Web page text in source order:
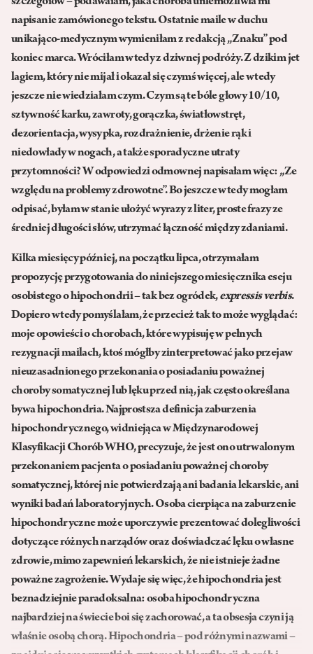
napisanie zamówionego tekstu. Ostatnie maile w duchu
unikająco-medycznym wymieniłam z redakcją „Znaku” pod
koniec marca. Wróciłam wtedy z dziwnej podróży. Z dzikim jet
lagiem, który nie mijał i okazał się czymś więcej, ale wtedy
jeszcze nie wiedziałam czym. Czym są te bóle głowy 10/10,
sztywność karku, zawroty, gorączka, światłowstręt,
dezorientacja, wysypka, rozdrażnienie, drżenie rąk i
niedowłady w nogach, a także sporadyczne utraty
przytomności? W odpowiedzi odmownej napisałam więc: „Ze
względu na problemy zdrowotne”. Bo jeszcze wtedy mogłam
odpisać, byłam w stanie ułożyć wyrazy z liter, proste frazy ze
średniej długości słów, utrzymać łączność między zdaniami.
Kilka miesięcy później, na początku lipca, otrzymałam
propozycję przygotowania do niniejszego miesięcznika eseju
osobistego o hipochondrii – tak bez ogródek,expressis verbis.
Dopiero wtedy pomyślałam, że przecież tak to może wyglądać:
moje opowieści o chorobach, które wypisuję w pełnych
rezygnacji mailach, ktoś mógłby zinterpretować jako przejaw
nieuzasadnionego przekonania o posiadaniu poważnej
choroby somatycznej lub lęku przed nią, jak często określana
bywa hipochondria. Najprostsza definicja zaburzenia
hipochondrycznego, widniejąca w Międzynarodowej
Klasyfikacji Chorób WHO, precyzuje, że jest ono utrwalonym
przekonaniem pacjenta o posiadaniu poważnej choroby
somatycznej, której nie potwierdzają ani badania lekarskie, ani
wyniki badań laboratoryjnych. Osoba cierpiąca na zaburzenie
hipochondryczne może uporczywie prezentować dolegliwości
dotyczące różnych narządów oraz doświadczać lęku o własne
zdrowie, mimo zapewnień lekarskich, że nie istnieje żadne
poważne zagrożenie. Wydaje się więc, że hipochondria jest
beznadziejnie paradoksalna: osoba hipochondryczna
najbardziej na świecie boi się zachorować, a ta obsesja czyni ją
właśnie osobą chorą. Hipochondria – pod różnymi nazwami –